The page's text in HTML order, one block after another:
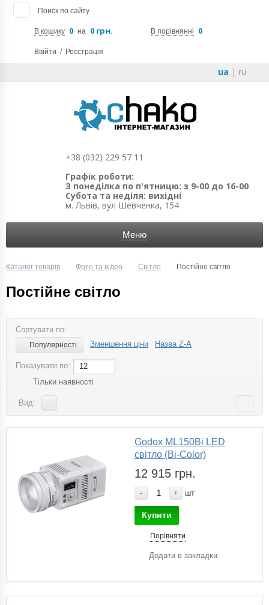
Поиск по сайту
В кошику 0 на 0 грн. В порівнянні 0
Ввійти / Реєстрація
ua | ru
+38 (032) 229 57 11
Графік роботи:
З понеділка по п'ятницю: з 9-00 до 16-00
Субота та неділя: вихідні
м. Львів, вул Шевченка, 154
Меню
Каталог товарів Фото та відео Світло Постійне світло
Постійне світло
Сортувати по:
Популярності Зменшення ціни Назва Z-A
Показувати по:
12
Тільки наявності
Вид:
Godox ML150Bi LED
світло (Bi-Color)
12 915 грн.
- + шт
Купити
Порівняти
Додати в закладки